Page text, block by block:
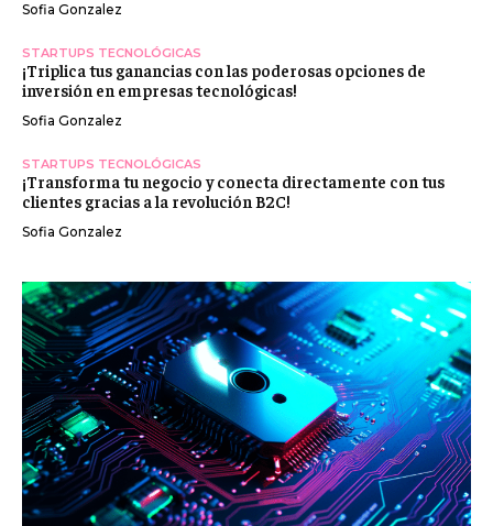
Sofia Gonzalez
STARTUPS TECNOLÓGICAS
¡Triplica tus ganancias con las poderosas opciones de
inversión en empresas tecnológicas!
Sofia Gonzalez
STARTUPS TECNOLÓGICAS
¡Transforma tu negocio y conecta directamente con tus
clientes gracias a la revolución B2C!
Sofia Gonzalez